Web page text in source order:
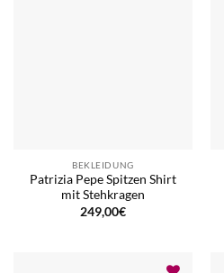
BEKLEIDUNG
Patrizia Pepe Spitzen Shirt
mit Stehkragen
249,00€